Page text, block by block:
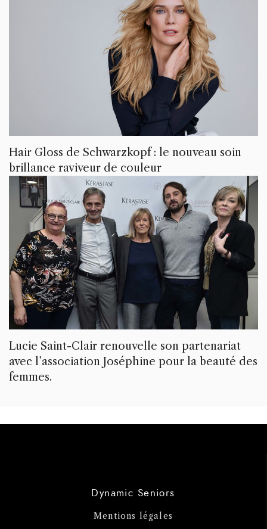
Hair Gloss de Schwarzkopf : le nouveau soin
brillance raviveur de couleur
Lucie Saint-Clair renouvelle son partenariat
avec l’association Joséphine pour la beauté des
femmes.
Dynamic Seniors
Mentions légales